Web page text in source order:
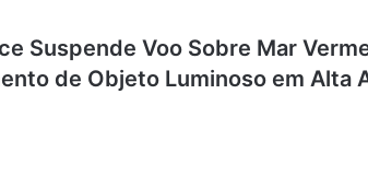
Suspende Voo Sobre Mar
de Objeto Luminoso em Alta